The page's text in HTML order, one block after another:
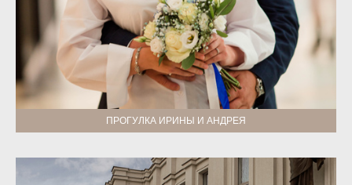
ПРОГУЛКА ИРИНЫ И АНДРЕЯ